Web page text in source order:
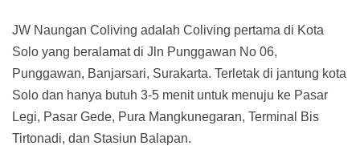
JW Naungan Coliving adalah Coliving pertama di Kota
Solo yang beralamat di Jln Punggawan No 06,
Punggawan, Banjarsari, Surakarta. Terletak di jantung kota
Solo dan hanya butuh 3-5 menit untuk menuju ke Pasar
Legi, Pasar Gede, Pura Mangkunegaran, Terminal Bis
Tirtonadi, dan Stasiun Balapan.